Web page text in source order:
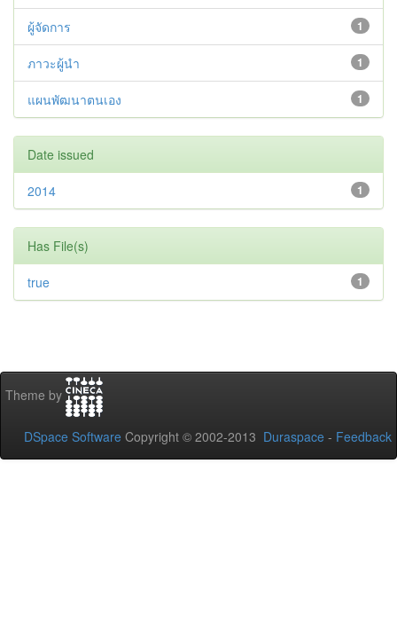
1
ผู้จัดการ
1
ภาวะผู้นำ
1
แผนพัฒนาตนเอง
Date issued
1
2014
Has File(s)
1
true
Theme by
DSpace Software Copyright © 2002-2013 Duraspace - Feedback